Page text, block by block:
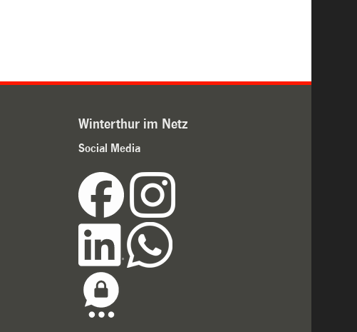
Winterthur im Netz
Social Media